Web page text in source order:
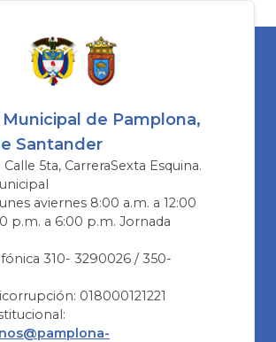
de Pamplona,
Santander
5ta, CarreraSexta Esquina.
aviernes 8:00 a.m. a 12:00
p.m. a 6:00 p.m. Jornada
310- 3290026 / 350-
018000121221